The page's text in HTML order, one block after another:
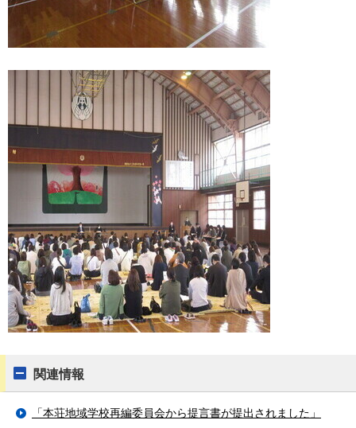
関連情報
「本荘地域学校再編委員会から提言書が提出されました」